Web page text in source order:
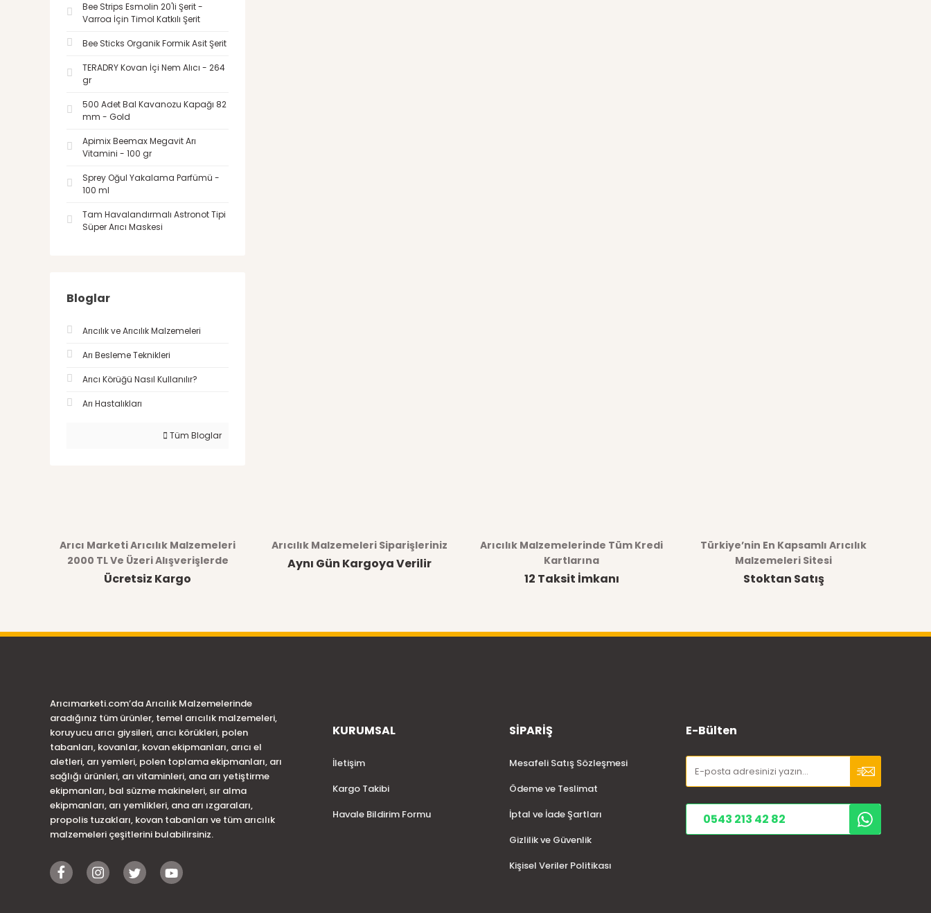
Bee Strips Esmolin 20'li Şerit -
Varroa İçin Timol Katkılı Şerit
Bee Sticks Organik Formik Asit Şerit
TERADRY Kovan İçi Nem Alıcı - 264
gr
500 Adet Bal Kavanozu Kapağı 82
mm - Gold
Apimix Beemax Megavit Arı
Vitamini - 100 gr
Sprey Oğul Yakalama Parfümü -
100 ml
Tam Havalandırmalı Astronot Tipi
Süper Arıcı Maskesi
Bloglar
Arıcılık ve Arıcılık Malzemeleri
Arı Besleme Teknikleri
Arıcı Körüğü Nasıl Kullanılır?
Arı Hastalıkları
Tüm Bloglar
Arıcı Marketi Arıcılık Malzemeleri
2000 TL Ve Üzeri Alışverişlerde
Ücretsiz Kargo
Arıcılık Malzemeleri Siparişleriniz
Aynı Gün Kargoya Verilir
Arıcılık Malzemelerinde Tüm Kredi
Kartlarına
12 Taksit İmkanı
Türkiye’nin En Kapsamlı Arıcılık
Malzemeleri Sitesi
Stoktan Satış
Arıcımarketi.com’da Arıcılık Malzemelerinde
aradığınız tüm ürünler, temel arıcılık malzemeleri,
koruyucu arıcı giysileri, arıcı körükleri, polen
tabanları, kovanlar, kovan ekipmanları, arıcı el
aletleri, arı yemleri, polen toplama ekipmanları, arı
sağlığı ürünleri, arı vitaminleri, ana arı yetiştirme
ekipmanları, bal süzme makineleri, sır alma
ekipmanları, arı yemlikleri, ana arı ızgaraları,
propolis tuzakları, kovan tabanları ve tüm arıcılık
malzemeleri çeşitlerini bulabilirsiniz.
KURUMSAL
İletişim
Kargo Takibi
Havale Bildirim Formu
SİPARİŞ
Mesafeli Satış Sözleşmesi
Ödeme ve Teslimat
İptal ve İade Şartları
Gizlilik ve Güvenlik
Kişisel Veriler Politikası
E-Bülten
0543 213 42 82